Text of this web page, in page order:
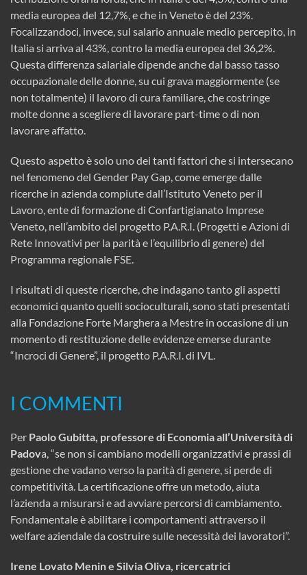
media europea del 12,7%, e che in Veneto è del 23%.
Focalizzandoci, invece, sul salario annuale medio percepito, in
Italia si arriva al 43%, contro la media europea del 36,2%.
Questa differenza salariale dipende anche dal basso tasso
occupazionale delle donne, su cui grava maggiormente (se
non totalmente) il lavoro di cura familiare, che costringe
molte donne a scegliere di lavorare part-time o di non
lavorare affatto.
Questo aspetto è solo uno dei tanti fattori che si intersecano
nel fenomeno del Gender Pay Gap, come emerge dalle
ricerche in azienda compiute dall’Istituto Veneto per il
Lavoro, ente di formazione di Confartigianato Imprese
Veneto, nell’ambito del progetto P.A.R.I. (Progetti e Azioni di
Rete Innovativi per la parità e l’equilibrio di genere) del
Programma regionale FSE.
I risultati di queste ricerche, che indagano tanto gli aspetti
economici quanto quelli socioculturali, sono stati presentati
alla Fondazione Forte Marghera a Mestre in occasione di un
momento di restituzione delle evidenze emerse durante
“Incroci di Genere”, il progetto P.A.R.I. di IVL.
I COMMENTI
Per Paolo Gubitta, professore di Economia all’Università di
Padova, “se non si cambiano modelli organizzativi e prassi di
gestione che vadano verso la parità di genere, si perde di
competitività. La certificazione offre un metodo, aiuta
l’azienda a misurarsi e ad avviare percorsi di cambiamento.
Fondamentale è abilitare i comportamenti attraverso il
welfare aziendale da costruire sulle necessità dei lavoratori”.
Irene Lovato Menin e Silvia Oliva, ricercatrici